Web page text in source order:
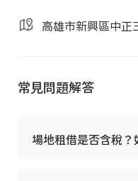
高速 WIFI
彈性桌椅配置
使用須知
高雄市新興區中正
常見問題解答
場地租借是否含稅？